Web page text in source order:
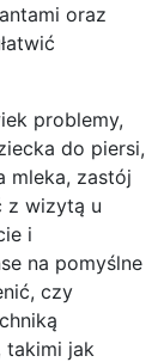
oraz
problemy,
do piersi,
mleka, zastój
z wizytą u
i
na pomyślne
czy
takimi jak